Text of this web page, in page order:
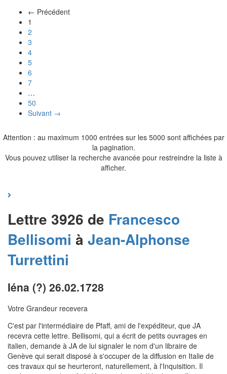
← Précédent
1
2
3
4
5
6
7
…
50
Suivant →
Attention : au maximum 1000 entrées sur les 5000 sont affichées par
la pagination.
Vous pouvez utiliser la recherche avancée pour restreindre la liste à
afficher.
Lettre 3926 de Francesco
Bellisomi à Jean-Alphonse
Turrettini
Iéna (?) 26.02.1728
Votre Grandeur recevera
C'est par l'intermédiaire de Pfaff, ami de l'expéditeur, que JA
recevra cette lettre. Bellisomi, qui a écrit de petits ouvrages en
italien, demande à JA de lui signaler le nom d'un libraire de
Genève qui serait disposé à s'occuper de la diffusion en Italie de
ces travaux qui se heurteront, naturellement, à l'Inquisition. Il